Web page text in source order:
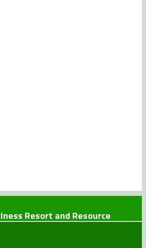
Resort and Resource
(0)7064017777